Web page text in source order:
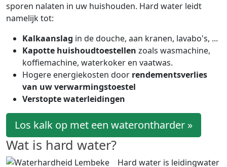
sporen nalaten in uw huishouden. Hard water leidt
namelijk tot:
Kalkaanslag in de douche, aan kranen, lavabo's, ...
Kapotte huishoudtoestellen zoals wasmachine,
koffiemachine, waterkoker en vaatwas.
Hogere energiekosten door rendementsverlies
van uw verwarmingstoestel
Verstopte waterleidingen
Los kalk op met een waterontharder »
Wat is hard water?
Hard water is leidingwater